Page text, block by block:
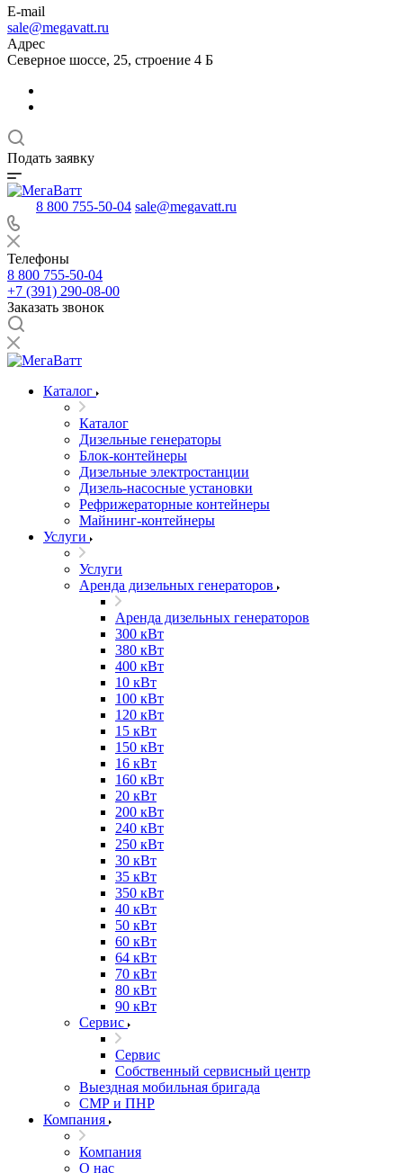
E-mail
sale@megavatt.ru
Адрес
Северное шоссе, 25, строение 4 Б
Подать заявку
8 800 755-50-04 sale@megavatt.ru
Телефоны
8 800 755-50-04
+7 (391) 290-08-00
Заказать звонок
Каталог
Каталог
Дизельные генераторы
Блок-контейнеры
Дизельные электростанции
Дизель-насосные установки
Рефрижераторные контейнеры
Майнинг-контейнеры
Услуги
Услуги
Аренда дизельных генераторов
Аренда дизельных генераторов
300 кВт
380 кВт
400 кВт
10 кВт
100 кВт
120 кВт
15 кВт
150 кВт
16 кВт
160 кВт
20 кВт
200 кВт
240 кВт
250 кВт
30 кВт
35 кВт
350 кВт
40 кВт
50 кВт
60 кВт
64 кВт
70 кВт
80 кВт
90 кВт
Сервис
Сервис
Собственный сервисный центр
Выездная мобильная бригада
СМР и ПНР
Компания
Компания
О нас